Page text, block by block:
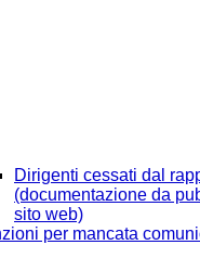
Dirigenti cessati dal
(documentazione da
sito web)
per mancata